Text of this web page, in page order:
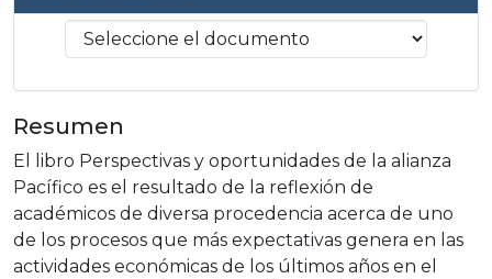
Resumen
El libro Perspectivas y oportunidades de la alianza
Pacífico es el resultado de la reflexión de
académicos de diversa procedencia acerca de uno
de los procesos que más expectativas genera en las
actividades económicas de los últimos años en el